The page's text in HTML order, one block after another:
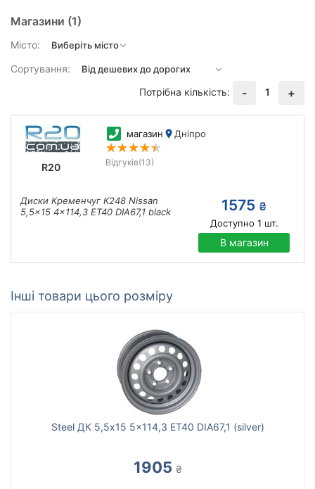
Магазини (1)
Місто:
Сортування:
Потрібна кількість:
- 1 +
R20
магазин Дніпро
Відгуків(13)
Диски Кременчуг К248 Nissan
5,5x15 4x114,3 ET40 DIA67,1 black
1575 ₴
Доступно 1 шт.
В магазин
Інші товари цього розміру
Steel ДК 5,5x15 5x114,3 ET40 DIA67,1 (silver)
1905 ₴